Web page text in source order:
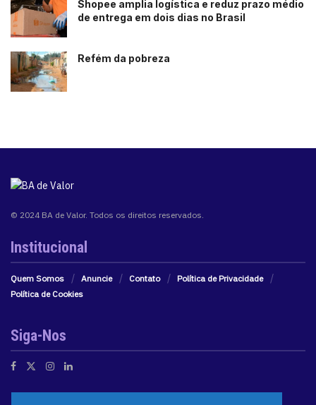
Shopee amplia logística e reduz prazo médio
de entrega em dois dias no Brasil
Refém da pobreza
© 2024 BA de Valor. Todos os direitos reservados.
Institucional
Quem Somos Anuncie Contato
Política de Privacidade
Política de Cookies
Siga-Nos